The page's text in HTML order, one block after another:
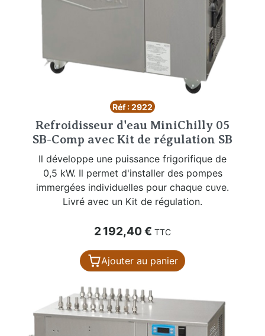
Réf : 2922
Refroidisseur d'eau MiniChilly 05
SB-Comp avec Kit de régulation SB
Il développe une puissance frigorifique de
0,5 kW. Il permet d'installer des pompes
immergées individuelles pour chaque cuve.
Livré avec un Kit de régulation.
Prix
2 192,40 € TTC
Ajouter au panier